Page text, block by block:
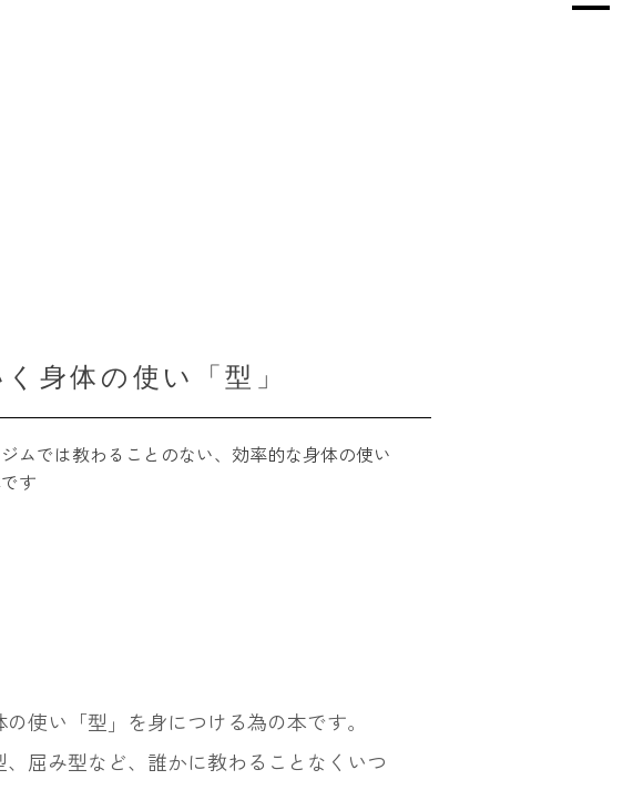
身体の使い「型」
ムでは教わることのない、効率的な身体の使い
す
使い「型」を身につける為の本です。
屈み型など、誰かに教わることなくいつ